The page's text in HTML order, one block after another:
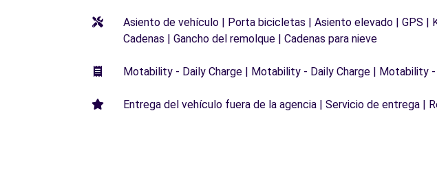
Asiento de vehículo | Porta bicicletas | Asiento elevado | GPS |
Cadenas | Gancho del remolque | Cadenas para nieve
Motability - Daily Charge | Motability - Daily Charge |
Entrega del vehículo fuera de la agencia | Servicio de entrega |